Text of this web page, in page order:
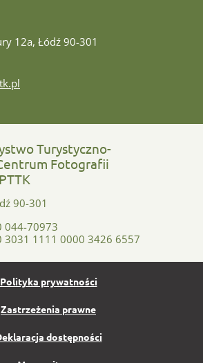
12a, Łódź 90-301
Turystyczno-
Fotografii
90-301
044-70973
3031 1111 0000 3426 6557
Polityka prywatności
Zastrzeżenia prawne
dostępności